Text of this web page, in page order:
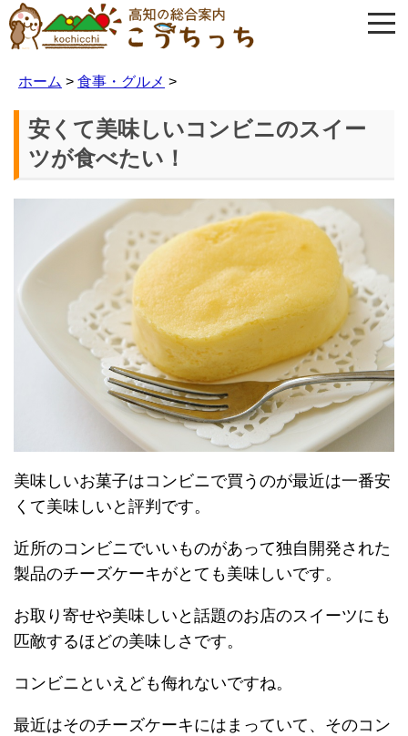
ホーム > 食事・グルメ >
安くて美味しいコンビニのスイー
ツが食べたい！
美味しいお菓子はコンビニで買うのが最近は一番安
くて美味しいと評判です。
近所のコンビニでいいものがあって独自開発された
製品のチーズケーキがとても美味しいです。
お取り寄せや美味しいと話題のお店のスイーツにも
匹敵するほどの美味しさです。
コンビニといえども侮れないですね。
最近はそのチーズケーキにはまっていて、そのコン